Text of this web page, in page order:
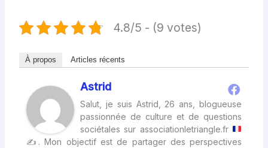
4.8/5 - (9 votes)
À propos Articles récents
Astrid
Salut, je suis Astrid, 26 ans, blogueuse
passionnée de culture et de questions
sociétales sur associationletriangle.fr
✍ . Mon objectif est de partager des perspectives